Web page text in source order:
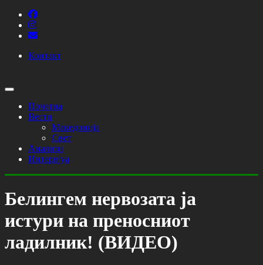
Контакт
Почетна
Вести
Македонија
Свет
Анализи
Интервјуа
Белингем нервозата ја
истури на преносниот
ладилник! (ВИДЕО)